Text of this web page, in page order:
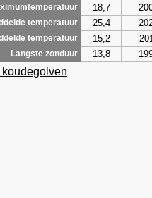
18,7
temperatuur 25,4
temperatuur 15,2
Langste zonduur 13,8